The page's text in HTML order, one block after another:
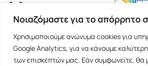
Νοιαζόμαστε για το απόρρητο
Χρησιμοποιούμε ανώνυμα cookies για
Google Analytics, για να κάνουμε καλύτερη
των επισκεπτών μας. Εάν συμφωνείτε, θα
Copyright 2026 ©Εκδοτικός Οίκος
reserved.
Σόλωνος 98, 10680 Αθήνα | Τ: